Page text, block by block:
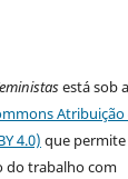
está sob a
Atribuição
4.0) que
do trabalho com